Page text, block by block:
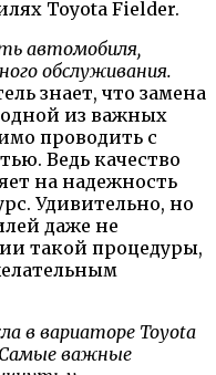
Toyota Fielder.
автомобиля,
обслуживания.
знает, что замена
одной из важных
проводить с
Ведь качество
на надежность
Удивительно, но
даже не
такой процедуры,
в вариаторе Toyota
Самые важные